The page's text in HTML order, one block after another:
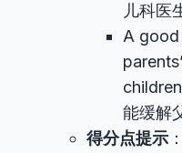
儿科医
A good
能缓解
得分点提示